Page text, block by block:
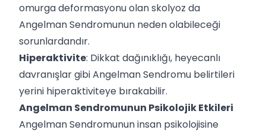
omurga deformasyonu olan skolyoz da
Angelman Sendromunun neden olabileceği
sorunlardandır.
Hiperaktivite: Dikkat dağınıklığı, heyecanlı
davranışlar gibi Angelman Sendromu belirtileri
yerini hiperaktiviteye bırakabilir.
Angelman Sendromunun Psikolojik Etkileri
Angelman Sendromunun insan psikolojisine